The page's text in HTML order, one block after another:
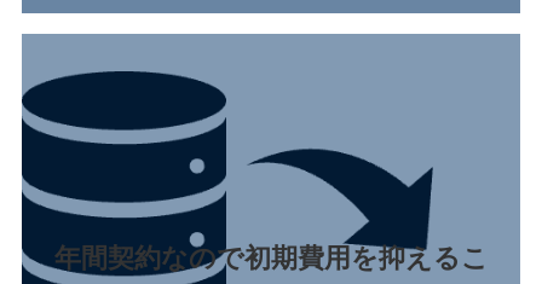
年間契約なので初期費用を抑えるこ